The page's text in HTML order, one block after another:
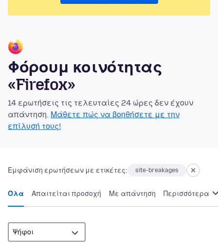
Φόρουμ κοινότητας
«Firefox»
14 ερωτήσεις τις τελευταίες 24 ώρες δεν έχουν
απάντηση. Μάθετε πώς να βοηθήσετε με την
επίλυσή τους!
Εμφάνιση ερωτήσεων με ετικέτες: site-breakages
Όλα Απαιτείται προσοχή Με απάντηση Περισσότερα